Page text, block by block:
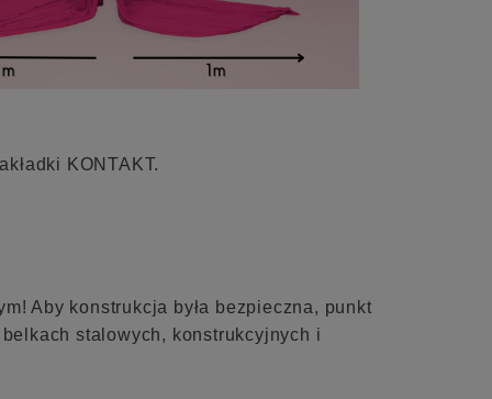
KONTAKT.
Aby konstrukcja była bezpieczna, punkt
stalowych, konstrukcyjnych i